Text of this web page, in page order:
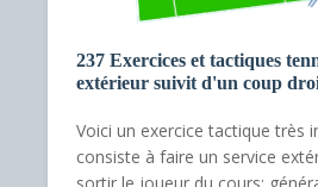
237 Exercices et tactiques
extérieur suivit d'un coup
Voici un exercice tactique très
consiste à faire un service